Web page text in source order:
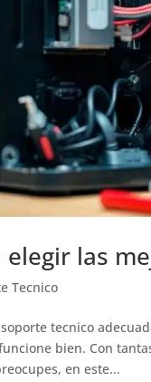
elegir las
Tecnico
tecnico
bien. Con
en este...